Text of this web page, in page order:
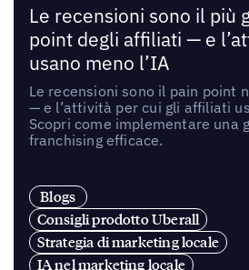
Le recensioni sono il più
point degli affiliati — e
usano meno l’IA
Le recensioni sono il pain point
— e l’attività per cui gli affiliati
Scopri come implementare una
franchising efficace.
Blogs
Consigli prodotto Uberall
Strategia di marketing locale
IA nel marketing locale